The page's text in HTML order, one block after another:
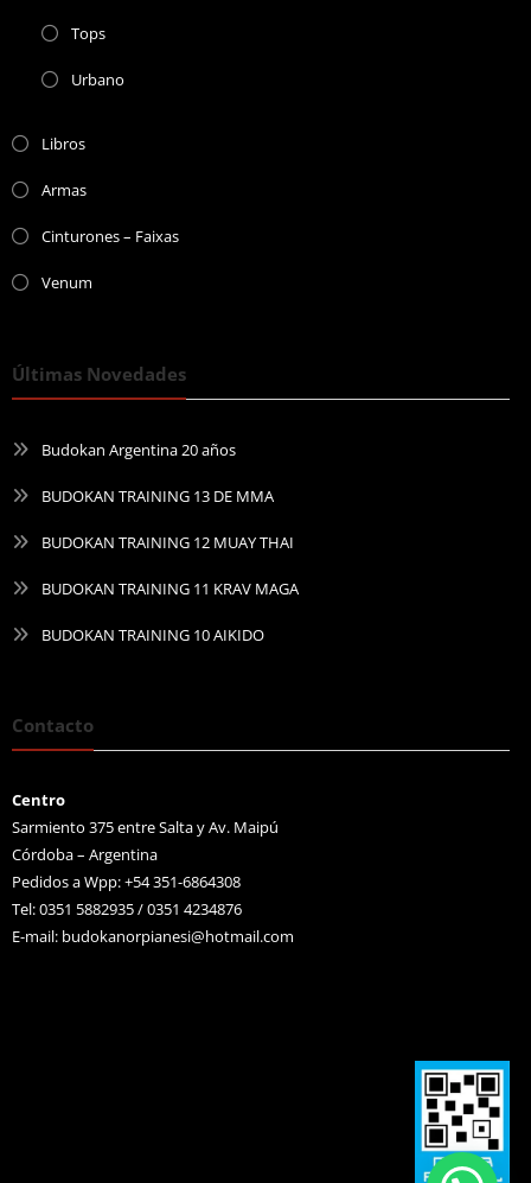
Tops
Urbano
Libros
Armas
Cinturones – Faixas
Venum
Últimas Novedades
Budokan Argentina 20 años
BUDOKAN TRAINING 13 DE MMA
BUDOKAN TRAINING 12 MUAY THAI
BUDOKAN TRAINING 11 KRAV MAGA
BUDOKAN TRAINING 10 AIKIDO
Contacto
Centro
Sarmiento 375 entre Salta y Av. Maipú
Córdoba – Argentina
Pedidos a Wpp: +54 351-6864308
Tel: 0351 5882935 / 0351 4234876
E-mail: budokanorpianesi@hotmail.com